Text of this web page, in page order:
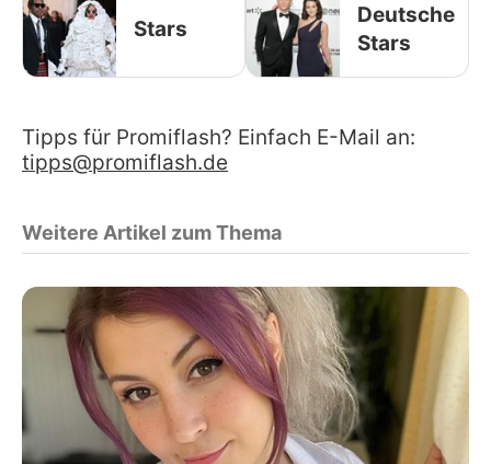
Stars
Deutsche
Stars
Tipps für Promiflash? Einfach E-Mail an:
tipps@promiflash.de
Weitere Artikel zum Thema